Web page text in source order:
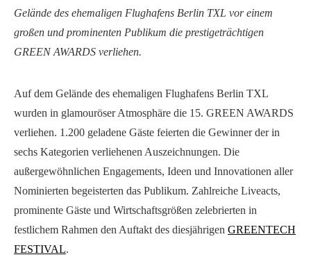
Gelände des ehemaligen Flughafens Berlin TXL vor einem
großen und prominenten Publikum die prestigeträchtigen
GREEN AWARDS verliehen.
Auf dem Gelände des ehemaligen Flughafens Berlin TXL
wurden in glamouröser Atmosphäre die 15. GREEN AWARDS
verliehen. 1.200 geladene Gäste feierten die Gewinner der in
sechs Kategorien verliehenen Auszeichnungen. Die
außergewöhnlichen Engagements, Ideen und Innovationen aller
Nominierten begeisterten das Publikum. Zahlreiche Liveacts,
prominente Gäste und Wirtschaftsgrößen zelebrierten in
festlichem Rahmen den Auftakt des diesjährigen GREENTECH
FESTIVAL.